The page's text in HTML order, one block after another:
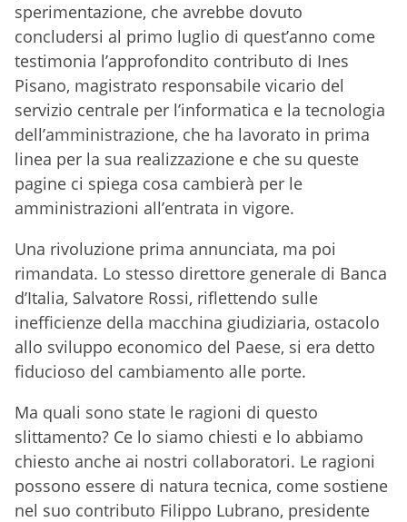
sperimentazione, che avrebbe dovuto
concludersi al primo luglio di quest’anno come
testimonia l’approfondito contributo di Ines
Pisano, magistrato responsabile vicario del
servizio centrale per l’informatica e la tecnologia
dell’amministrazione, che ha lavorato in prima
linea per la sua realizzazione e che su queste
pagine ci spiega cosa cambierà per le
amministrazioni all’entrata in vigore.
Una rivoluzione prima annunciata, ma poi
rimandata. Lo stesso direttore generale di Banca
d’Italia, Salvatore Rossi, riflettendo sulle
inefficienze della macchina giudiziaria, ostacolo
allo sviluppo economico del Paese, si era detto
fiducioso del cambiamento alle porte.
Ma quali sono state le ragioni di questo
slittamento? Ce lo siamo chiesti e lo abbiamo
chiesto anche ai nostri collaboratori. Le ragioni
possono essere di natura tecnica, come sostiene
nel suo contributo Filippo Lubrano, presidente